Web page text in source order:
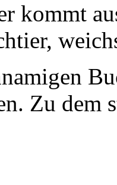
kommt
Zu dem